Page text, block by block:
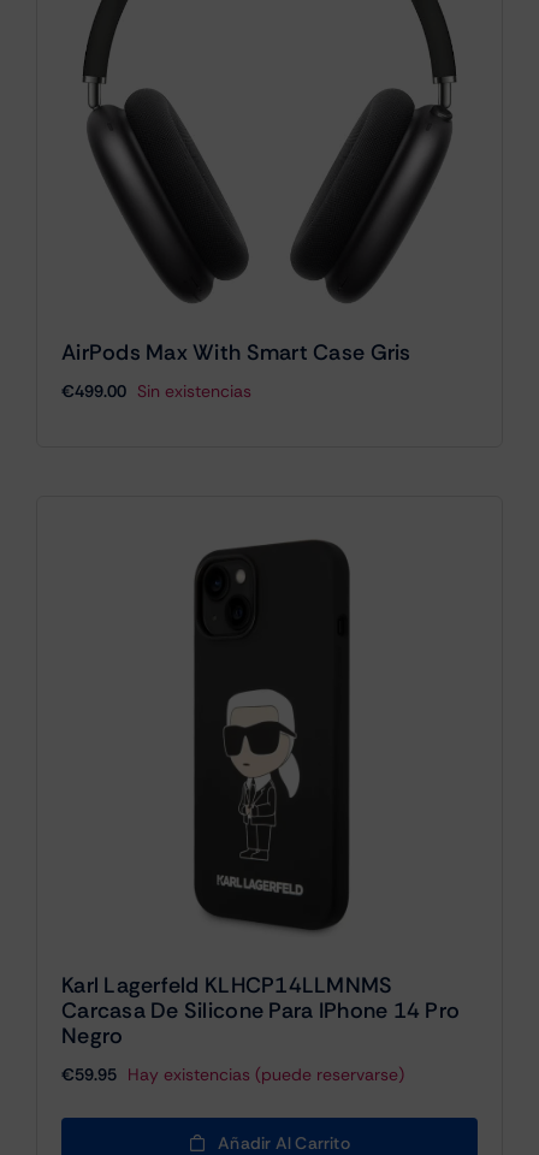
AirPods Max With Smart Case Gris
€499.00 Sin existencias
Karl Lagerfeld KLHCP14LLMNMS
Carcasa De Silicone Para IPhone 14 Pro
Negro
€59.95 Hay existencias (puede reservarse)
Añadir Al Carrito